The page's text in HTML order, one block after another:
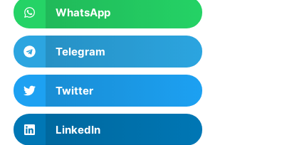
WhatsApp
Telegram
Twitter
LinkedIn